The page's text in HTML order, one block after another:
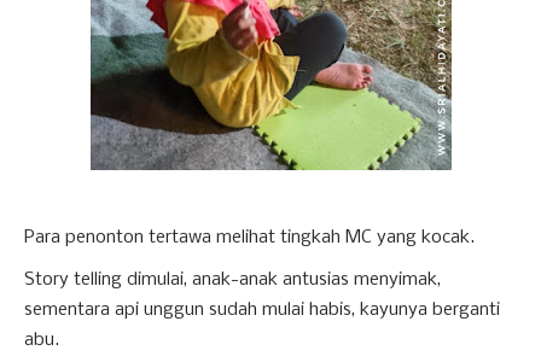
Para penonton tertawa melihat tingkah MC yang kocak.
Story telling dimulai, anak-anak antusias menyimak,
sementara api unggun sudah mulai habis, kayunya berganti
abu.